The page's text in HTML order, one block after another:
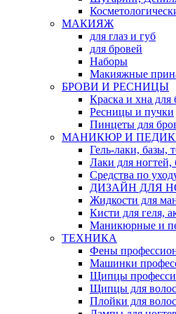
МАКИЯЖ
для глаз и губ
для бровей
Наборы
Макияжные
БРОВИ И РЕСНИЦЫ
Краска и хна для
Ресницы и пучки
Пинцеты для
МАНИКЮР И
Гель-лаки, базы,
Лаки для
Средства по
ДИЗАЙН ДЛЯ
Жидкости для
Кисти для геля,
Маникюрные и
ТЕХНИКА
Фены
Машинки
Щипцы
Щипцы для
Плойки для волос